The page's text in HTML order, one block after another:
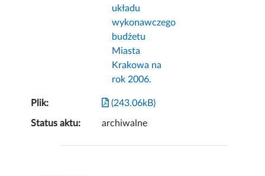
układu
wykonawczego
budżetu
Miasta
Krakowa na
rok 2006.
Plik: (243.06kB)
Status aktu: archiwalne